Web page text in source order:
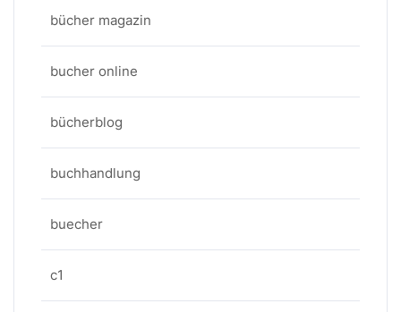
bücher magazin
bucher online
bücherblog
buchhandlung
buecher
c1